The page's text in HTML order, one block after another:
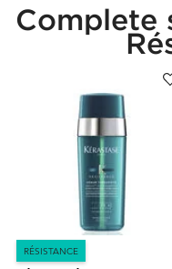
Seção PDP Ritual
Complete
RÉSISTANCE